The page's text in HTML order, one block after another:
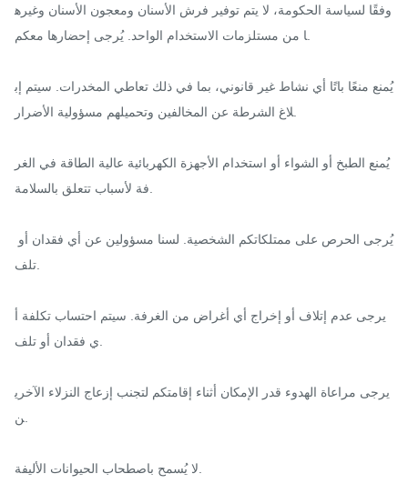
وفقًا لسياسة الحكومة، لا يتم توفير فرش الأسنان ومعجون الأسنان وغيره
ا من مستلزمات الاستخدام الواحد. يُرجى إحضارها معكم.
يُمنع منعًا باتًا أي نشاط غير قانوني، بما في ذلك تعاطي المخدرات. سيتم إب
لاغ الشرطة عن المخالفين وتحميلهم مسؤولية الأضرار.
يُمنع الطبخ أو الشواء أو استخدام الأجهزة الكهربائية عالية الطاقة في الغر
فة لأسباب تتعلق بالسلامة.
تلف.
يرجى عدم إتلاف أو إخراج أي أغراض من الغرفة. سيتم احتساب تكلفة أ
ي فقدان أو تلف.
يرجى مراعاة الهدوء قدر الإمكان أثناء إقامتكم لتجنب إزعاج النزلاء الآخري
ن.
لا يُسمح باصطحاب الحيوانات الأليفة.